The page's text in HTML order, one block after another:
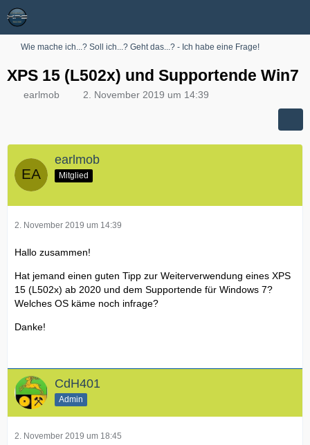
Wie mache ich...? Soll ich...? Geht das...? - Ich habe eine Frage!
XPS 15 (L502x) und Supportende Win7
earlmob 2. November 2019 um 14:39
earlmob
Mitglied
2. November 2019 um 14:39
Hallo zusammen!
Hat jemand einen guten Tipp zur Weiterverwendung eines XPS
15 (L502x) ab 2020 und dem Supportende für Windows 7?
Welches OS käme noch infrage?
Danke!
CdH401
Admin
2. November 2019 um 18:45